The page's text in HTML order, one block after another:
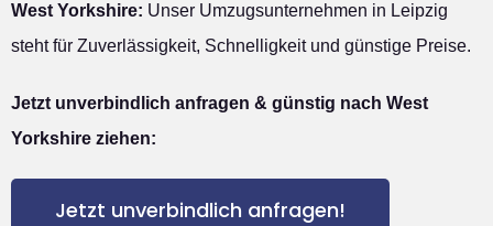
West Yorkshire: Unser Umzugsunternehmen in Leipzig
steht für Zuverlässigkeit, Schnelligkeit und günstige Preise.
Jetzt unverbindlich anfragen & günstig nach West
Yorkshire ziehen:
Jetzt unverbindlich anfragen!